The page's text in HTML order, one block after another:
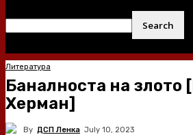
Литература
Баналноста на злото
Херман]
By ДСП Ленка July 10, 2023